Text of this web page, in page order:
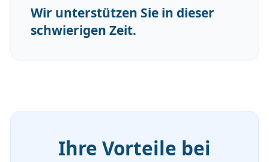
Wir unterstützen Sie in dieser
schwierigen Zeit.
Ihre Vorteile bei